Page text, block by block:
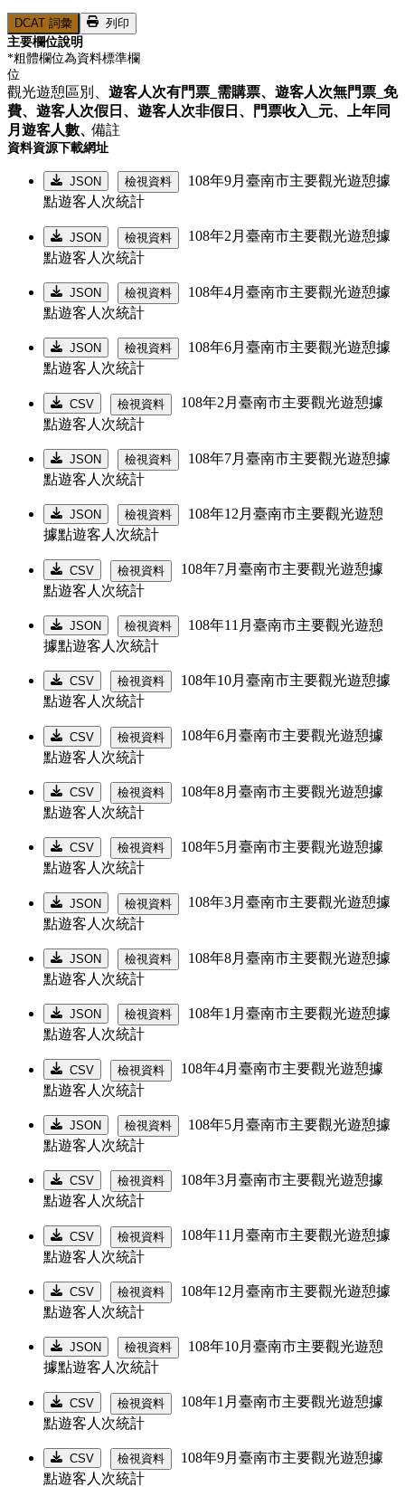
DCAT 詞彙
列印
主要欄位說明
*粗體欄位為資料標準欄
位
觀光遊憩區別、 遊客人次有門票_需購票、 遊客人次無門票_免
費、 遊客人次假日、 遊客人次非假日、 門票收入_元、
上年同
月遊客人數、備註
資料資源下載網址
JSON 檢視資料
108年9月臺南市主要觀光遊憩據
點遊客人次統計
JSON 檢視資料
108年2月臺南市主要觀光遊憩據
點遊客人次統計
JSON 檢視資料
108年4月臺南市主要觀光遊憩據
點遊客人次統計
JSON 檢視資料
108年6月臺南市主要觀光遊憩據
點遊客人次統計
CSV 檢視資料
108年2月臺南市主要觀光遊憩據
點遊客人次統計
JSON 檢視資料
108年7月臺南市主要觀光遊憩據
點遊客人次統計
JSON 檢視資料
108年12月臺南市主要觀光遊憩
據點遊客人次統計
CSV 檢視資料
108年7月臺南市主要觀光遊憩據
點遊客人次統計
JSON 檢視資料
108年11月臺南市主要觀光遊憩
據點遊客人次統計
CSV 檢視資料
108年10月臺南市主要觀光遊憩據
點遊客人次統計
CSV 檢視資料
108年6月臺南市主要觀光遊憩據
點遊客人次統計
CSV 檢視資料
108年8月臺南市主要觀光遊憩據
點遊客人次統計
CSV 檢視資料
108年5月臺南市主要觀光遊憩據
點遊客人次統計
JSON 檢視資料
108年3月臺南市主要觀光遊憩據
點遊客人次統計
JSON 檢視資料
108年8月臺南市主要觀光遊憩據
點遊客人次統計
JSON 檢視資料
108年1月臺南市主要觀光遊憩據
點遊客人次統計
CSV 檢視資料
108年4月臺南市主要觀光遊憩據
點遊客人次統計
JSON 檢視資料
108年5月臺南市主要觀光遊憩據
點遊客人次統計
CSV 檢視資料
108年3月臺南市主要觀光遊憩據
點遊客人次統計
CSV 檢視資料
108年11月臺南市主要觀光遊憩據
點遊客人次統計
CSV 檢視資料
108年12月臺南市主要觀光遊憩據
點遊客人次統計
JSON 檢視資料
108年10月臺南市主要觀光遊憩
據點遊客人次統計
CSV 檢視資料
108年1月臺南市主要觀光遊憩據
點遊客人次統計
CSV 檢視資料
108年9月臺南市主要觀光遊憩據
點遊客人次統計